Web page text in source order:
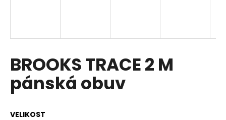
BROOKS TRACE 2 M
pánská obuv
VELIKOST
í
?